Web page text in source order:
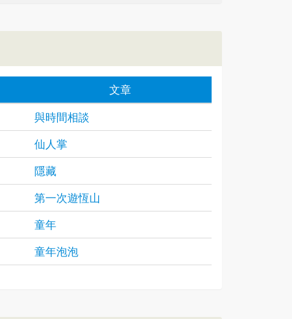
文章
與時間相談
仙人掌
隱藏
第一次遊恆山
童年
童年泡泡